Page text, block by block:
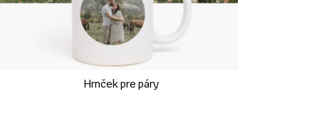
Hrnček pre páry